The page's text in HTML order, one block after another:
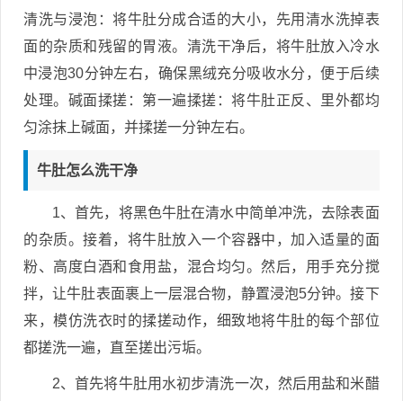
清洗与浸泡：将牛肚分成合适的大小，先用清水洗掉表
面的杂质和残留的胃液。清洗干净后，将牛肚放入冷水
中浸泡30分钟左右，确保黑绒充分吸收水分，便于后续
处理。碱面揉搓：第一遍揉搓：将牛肚正反、里外都均
匀涂抹上碱面，并揉搓一分钟左右。
牛肚怎么洗干净
1、首先，将黑色牛肚在清水中简单冲洗，去除表面
的杂质。接着，将牛肚放入一个容器中，加入适量的面
粉、高度白酒和食用盐，混合均匀。然后，用手充分搅
拌，让牛肚表面裹上一层混合物，静置浸泡5分钟。接下
来，模仿洗衣时的揉搓动作，细致地将牛肚的每个部位
都搓洗一遍，直至搓出污垢。
2、首先将牛肚用水初步清洗一次，然后用盐和米醋